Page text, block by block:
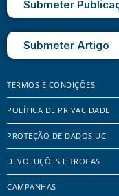
Submeter
Submeter Artigo
TERMOS E CONDIÇÕES
POLÍTICA DE PRIVACIDADE
PROTEÇÃO DE DADOS UC
DEVOLUÇÕES E TROCAS
CAMPANHAS